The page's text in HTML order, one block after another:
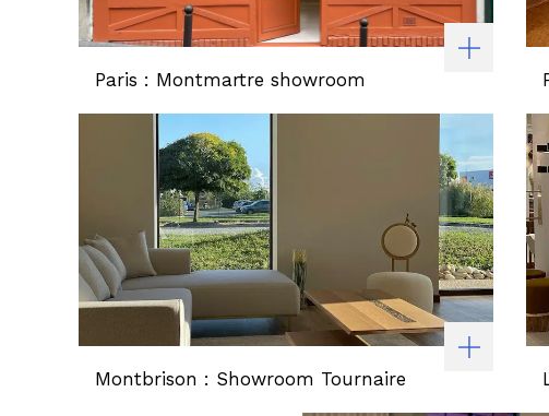
Paris : Montmartre showroom
Montbrison : Showroom Tournaire